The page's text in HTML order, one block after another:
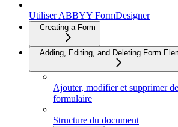
Utiliser ABBYY FormDesigner
Creating a Form
Adding, Editing, and Deleting Form
Ajouter, modifier et supprimer
formulaire
Structure du document